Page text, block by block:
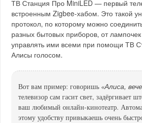
ТВ Станция Про MiniLED — первый
встроенным Zigbee-хабом. Это такой
протокол, по которому можно
разных бытовых приборов, от
управлять ими всеми при помощи ТВ
Алисы голосом.
Вот вам пример: говоришь «Алиса,
телевизор сам гасит свет, задёргивает
ваш любимый онлайн-кинотеатр.
этому удобству привыкаешь очень